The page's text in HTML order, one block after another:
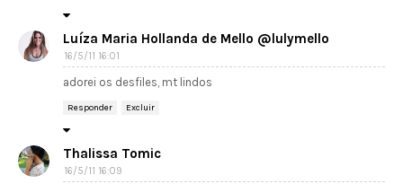
Luíza Maria Hollanda de Mello @lulymello
16/5/11 16:01
adorei os desfiles, mt lindos
Responder Excluir
Thalissa Tomic
16/5/11 16:09